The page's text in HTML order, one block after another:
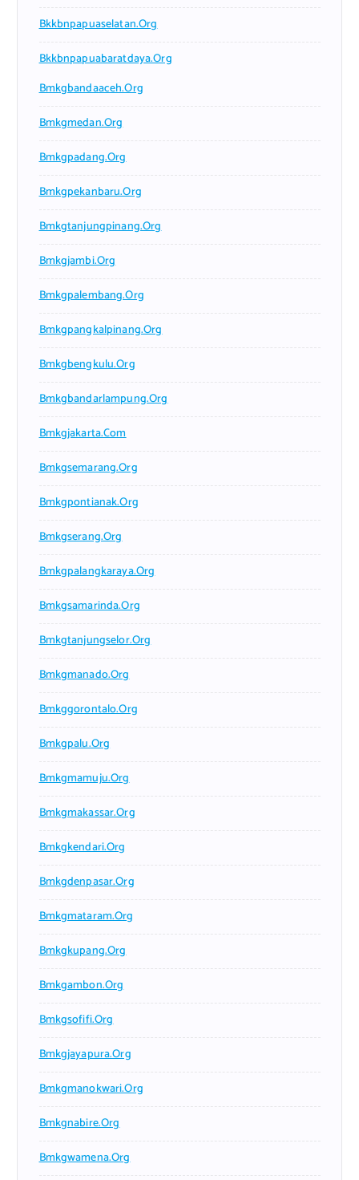
Bkkbnpapuaselatan.org
Bkkbnpapuabaratdaya.org
Bmkgbandaaceh.org
Bmkgmedan.org
Bmkgpadang.org
Bmkgpekanbaru.org
Bmkgtanjungpinang.org
Bmkgjambi.org
Bmkgpalembang.org
Bmkgpangkalpinang.org
Bmkgbengkulu.org
Bmkgbandarlampung.org
Bmkgjakarta.com
Bmkgsemarang.org
Bmkgpontianak.org
Bmkgserang.org
Bmkgpalangkaraya.org
Bmkgsamarinda.org
Bmkgtanjungselor.org
Bmkgmanado.org
Bmkggorontalo.org
Bmkgpalu.org
Bmkgmamuju.org
Bmkgmakassar.org
Bmkgkendari.org
Bmkgdenpasar.org
Bmkgmataram.org
Bmkgkupang.org
Bmkgambon.org
Bmkgsofifi.org
Bmkgjayapura.org
Bmkgmanokwari.org
Bmkgnabire.org
Bmkgwamena.org